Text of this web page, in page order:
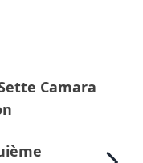
Camara